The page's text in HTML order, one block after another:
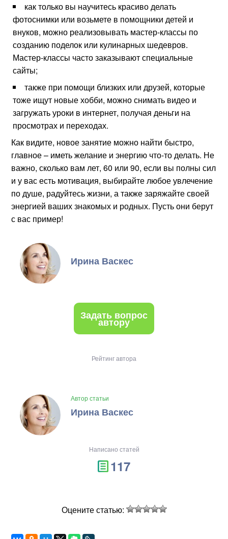
как только вы научитесь красиво делать
фотоснимки или возьмете в помощники детей и
внуков, можно реализовывать мастер-классы по
созданию поделок или кулинарных шедевров.
Мастер-классы часто заказывают специальные
сайты;
также при помощи близких или друзей, которые
тоже ищут новые хобби, можно снимать видео и
загружать уроки в интернет, получая деньги на
просмотрах и переходах.
Как видите, новое занятие можно найти быстро,
главное – иметь желание и энергию что-то делать. Не
важно, сколько вам лет, 60 или 90, если вы полны сил
и у вас есть мотивация, выбирайте любое увлечение
по душе, радуйтесь жизни, а также заряжайте своей
энергией ваших знакомых и родных. Пусть они берут
с вас пример!
Ирина Васкес
Задать вопрос
автору
Рейтинг автора
Автор статьи
Ирина Васкес
Написано статей
117
Оцените статью: